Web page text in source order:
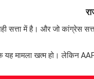
सत्ता में है। और जो कांग्रेस
यह मामला खत्म हो। लेकिन